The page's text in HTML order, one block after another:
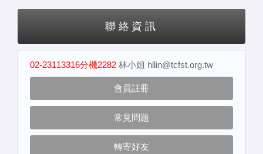
聯絡資訊
02-23113316分機2282 林小姐 hllin@tcfst.org.tw
會員註冊
常見問題
轉寄好友